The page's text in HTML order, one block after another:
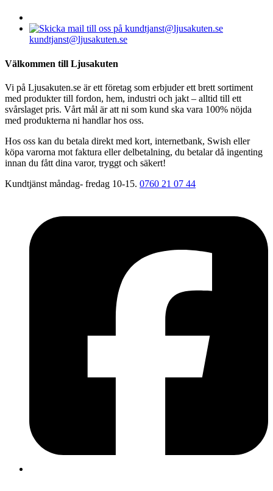
kundtjanst@ljusakuten.se
Välkommen till Ljusakuten
Vi på Ljusakuten.se är ett företag som erbjuder ett brett sortiment
med produkter till fordon, hem, industri och jakt – alltid till ett
svårslaget pris. Vårt mål är att ni som kund ska vara 100% nöjda
med produkterna ni handlar hos oss.
Hos oss kan du betala direkt med kort, internetbank, Swish eller
köpa varorna mot faktura eller delbetalning, du betalar då ingenting
innan du fått dina varor, tryggt och säkert!
Kundtjänst måndag- fredag 10-15. 0760 21 07 44